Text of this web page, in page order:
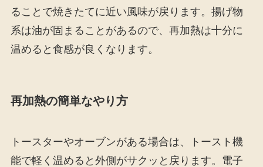
ることで焼きたてに近い風味が戻ります。揚げ物
系は油が固まることがあるので、再加熱は十分に
温めると食感が良くなります。
再加熱の簡単なやり方
トースターやオーブンがある場合は、トースト機
能で軽く温めると外側がサクッと戻ります。電子